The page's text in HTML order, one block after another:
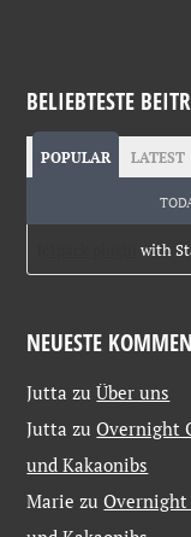
BELIEBTESTE
POPULAR LATEST
with
NEUESTE
Jutta zuÜber uns
Jutta zuOvernight
und Kakaonibs
Marie zu